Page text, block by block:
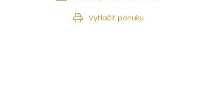
Vytlačiť ponuku